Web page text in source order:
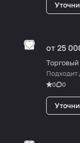
от 25
Подходит
0 0